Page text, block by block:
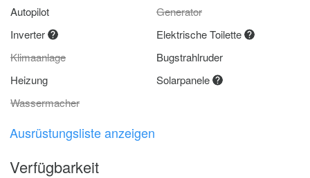
Autopilot
Generator
Inverter
Elektrische Toilette
Klimaanlage
Bugstrahlruder
Heizung
Solarpanele
Wassermacher
Ausrüstungsliste anzeigen
Verfügbarkeit